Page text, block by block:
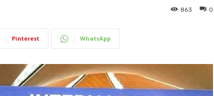
0
863
Pinterest WhatsApp